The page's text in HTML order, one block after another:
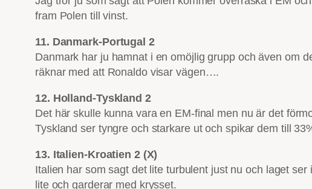
fram Polen till vinst.
11. Danmark-Portugal 2
Danmark har ju hamnat i en omöjlig grupp och även om
räknar med att Ronaldo visar vägen….
12. Holland-Tyskland 2
Det här skulle kunna vara en EM-final men nu är det
Tyskland ser tyngre och starkare ut och spikar dem till
13. Italien-Kroatien 2 (X)
Italien har som sagt det lite turbulent just nu och laget
lite och garderar med krysset.